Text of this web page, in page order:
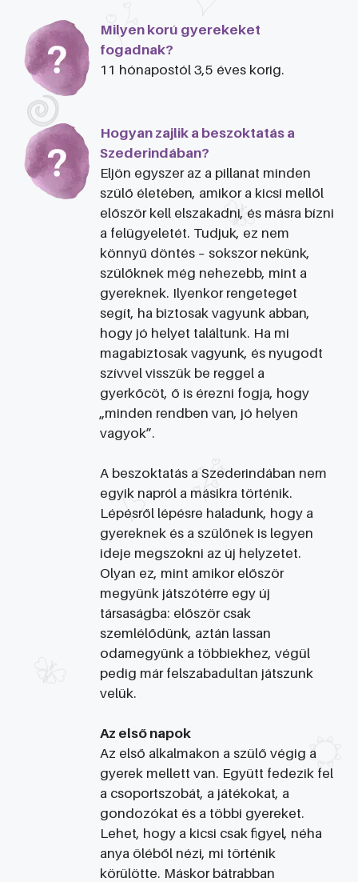
Milyen korú gyerekeket
fogadnak?
11 hónapostól 3,5 éves korig.
Hogyan zajlik a beszoktatás a
Szederindában?
Eljön egyszer az a pillanat minden
szülő életében, amikor a kicsi mellől
először kell elszakadni, és másra bízni
a felügyeletét. Tudjuk, ez nem
könnyű döntés – sokszor nekünk,
szülőknek még nehezebb, mint a
gyereknek. Ilyenkor rengeteget
segít, ha biztosak vagyunk abban,
hogy jó helyet találtunk. Ha mi
magabiztosak vagyunk, és nyugodt
szívvel visszük be reggel a
gyerkőcöt, ő is érezni fogja, hogy
„minden rendben van, jó helyen
vagyok”.
A beszoktatás a Szederindában nem
egyik napról a másikra történik.
Lépésről lépésre haladunk, hogy a
gyereknek és a szülőnek is legyen
ideje megszokni az új helyzetet.
Olyan ez, mint amikor először
megyünk játszótérre egy új
társaságba: először csak
szemlélődünk, aztán lassan
odamegyünk a többiekhez, végül
pedig már felszabadultan játszunk
velük.
Az első napok
Az első alkalmakon a szülő végig a
gyerek mellett van. Együtt fedezik fel
a csoportszobát, a játékokat, a
gondozókat és a többi gyereket.
Lehet, hogy a kicsi csak figyel, néha
anya öléből nézi, mi történik
körülötte. Máskor bátrabban